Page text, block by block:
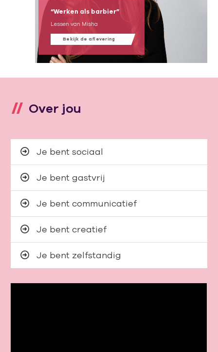
“Werken als barbier”
Lessen van Misha
Bekijk de aflevering
Over jou
Je bent sociaal
Je bent gastvrij
Je bent communicatief
Je bent creatief
Je bent zelfstandig